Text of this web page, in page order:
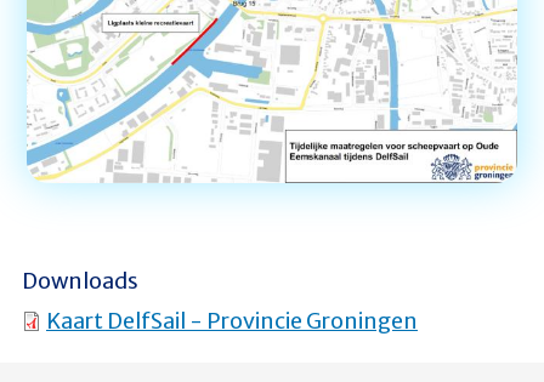
Downloads
Kaart DelfSail - Provincie Groningen